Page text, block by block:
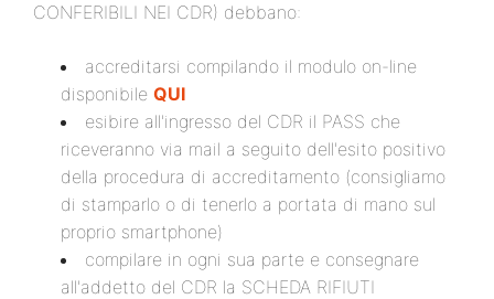
CONFERIBILI NEI CDR) debbano:
accreditarsi compilando il modulo on-line
disponibile QUI
esibire all'ingresso del CDR il PASS che
riceveranno via mail a seguito dell'esito positivo
della procedura di accreditamento (consigliamo
di stamparlo o di tenerlo a portata di mano sul
proprio smartphone)
compilare in ogni sua parte e consegnare
all'addetto del CDR la SCHEDA RIFIUTI